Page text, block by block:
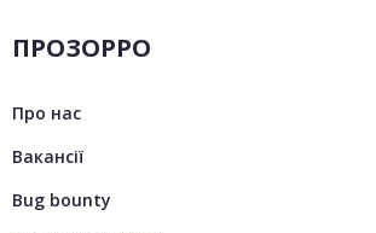
ПРОЗОРРО
Про нас
Вакансії
Bug bounty